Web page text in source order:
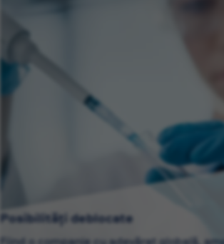
Posibilități deblocate